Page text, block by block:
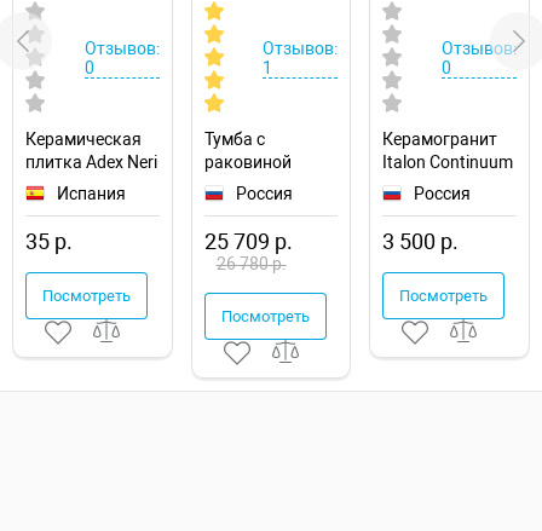
Отзывов:
0
Керамическая
плитка Adex Neri
Biselado PB
ADNE2018
настенная
Испания
35 р.
Посмотреть
Отзывов:
1
Тумба с
раковиной
Aquaton Сканди
1A2519K0SD010
подвесная
Россия
25 709 р.
26 780 р.
Посмотреть
Отзывов:
0
Керамогранит
Italon Continuum
ПоларРоссия
3 500 р.
Посмотреть